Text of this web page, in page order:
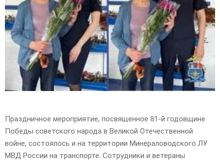
Праздничное мероприятие, посвященное 81-й годовщине
Победы советского народа в Великой Отечественной
войне, состоялось и на территории Минераловодского ЛУ
МВД России на транспорте. Сотрудники и ветераны